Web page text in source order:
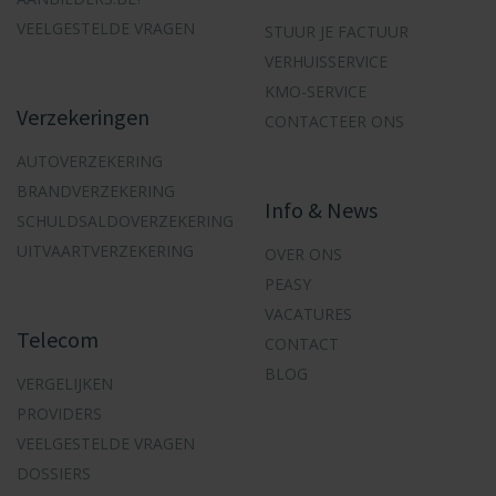
VEELGESTELDE VRAGEN
Verzekeringen
AUTOVERZEKERING
BRANDVERZEKERING
SCHULDSALDOVERZEKERING
UITVAARTVERZEKERING
Telecom
VERGELIJKEN
PROVIDERS
VEELGESTELDE VRAGEN
DOSSIERS
STUUR JE FACTUUR
VERHUISSERVICE
KMO-SERVICE
CONTACTEER ONS
Info & News
OVER ONS
PEASY
VACATURES
CONTACT
BLOG